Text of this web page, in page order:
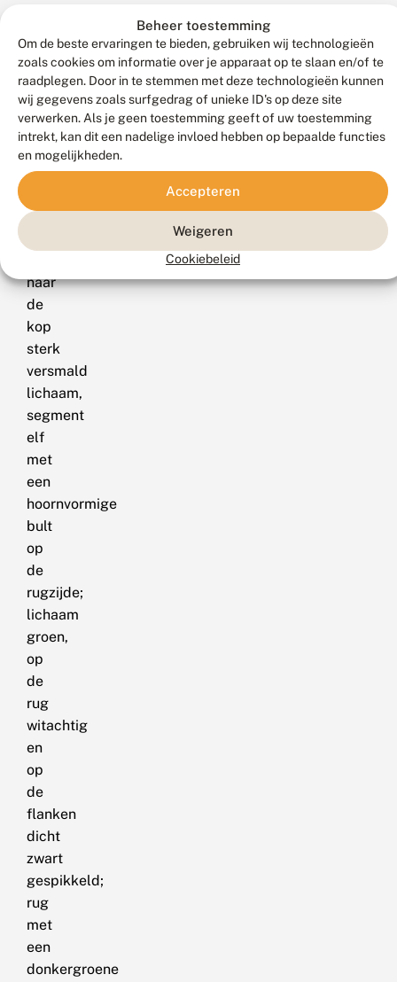
Beheer toestemming
Om de beste ervaringen te bieden, gebruiken wij technologieën
zoals cookies om informatie over je apparaat op te slaan en/of te
raadplegen. Door in te stemmen met deze technologieën kunnen
wij gegevens zoals surfgedrag of unieke ID's op deze site
verwerken. Als je geen toestemming geeft of uw toestemming
intrekt, kan dit een nadelige invloed hebben op bepaalde functies
en mogelijkheden.
Accepteren
Weigeren
Cookiebeleid
de
voorvleugel.
Kenmerken
rups
Tot
mm;
naar
de
kop
sterk
versmald
lichaam,
segment
elf
met
een
hoornvormige
bult
op
de
rugzijde;
lichaam
groen,
op
de
rug
witachtig
en
op
de
flanken
dicht
zwart
gespikkeld;
rug
met
een
donkergroene